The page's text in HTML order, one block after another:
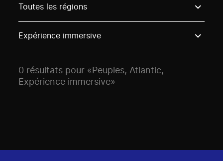
Toutes les régions
Expérience immersive
0 résultats pour «Peuples, Atlantic,
Expérience immersive»